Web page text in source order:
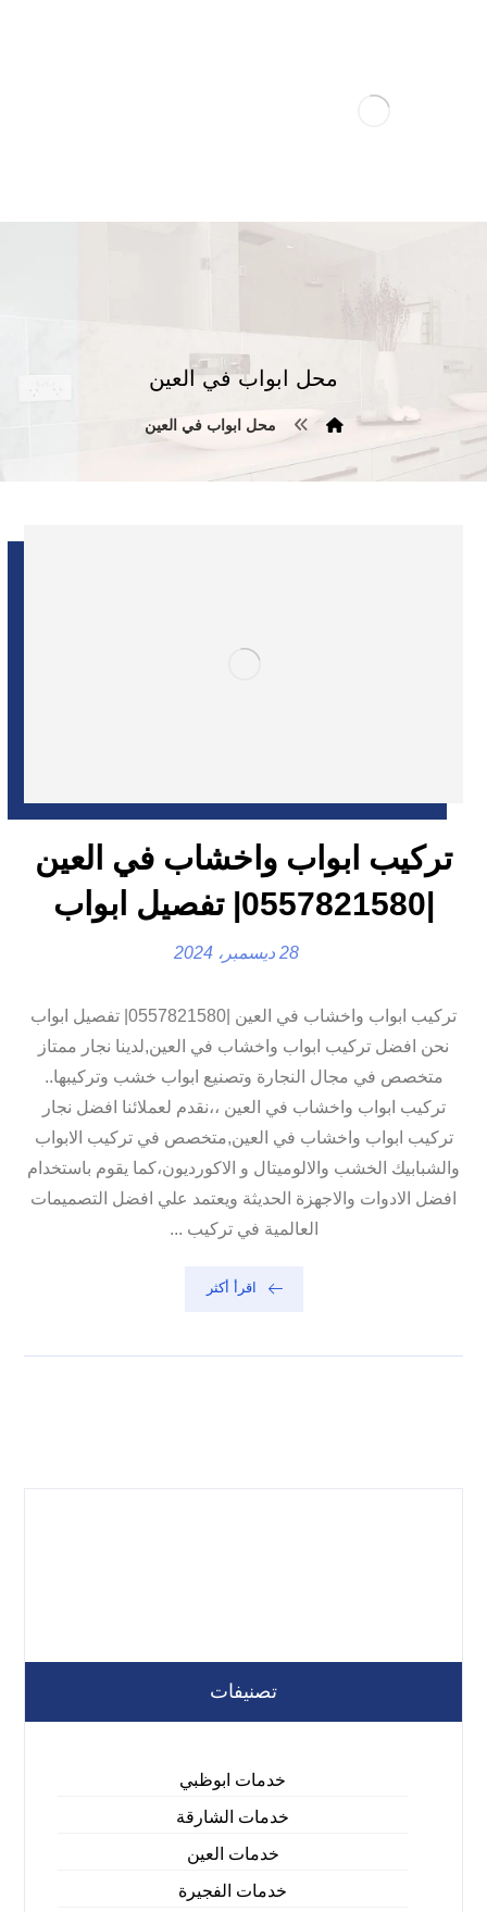
محل ابواب في العين
محل ابواب في العين
تركيب ابواب واخشاب في العين
|0557821580| تفصيل ابواب
28 ديسمبر، 2024
تركيب ابواب واخشاب في العين |0557821580| تفصيل ابواب
نحن افضل تركيب ابواب واخشاب في العين,لدينا نجار ممتاز
متخصص في مجال النجارة وتصنيع ابواب خشب وتركيبها..
تركيب ابواب واخشاب في العين ،،نقدم لعملائنا افضل نجار
تركيب ابواب واخشاب في العين,متخصص في تركيب الابواب
والشبابيك الخشب والالوميتال و الاكورديون،كما يقوم باستخدام
افضل الادوات والاجهزة الحديثة ويعتمد علي افضل التصميمات
العالمية في تركيب ...
اقرأ أكثر
تصنيفات
خدمات ابوظبي
خدمات الشارقة
خدمات العين
خدمات الفجيرة